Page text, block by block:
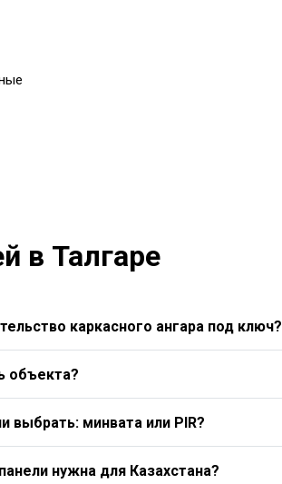
в Талгаре
каркасного ангара под ключ?
объекта?
выбрать: минвата или PIR?
нужна для Казахстана?